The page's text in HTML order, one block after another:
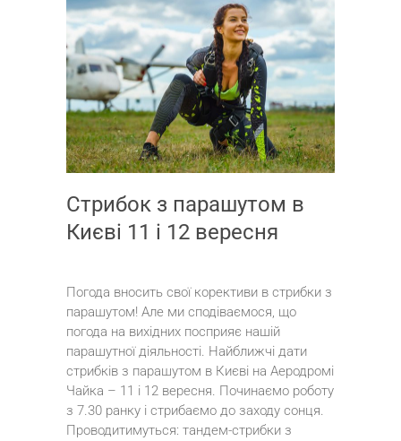
Стрибок з парашутом в
Києві 11 і 12 вересня
Погода вносить свої корективи в стрибки з
парашутом! Але ми сподіваємося, що
погода на вихідних посприяє нашій
парашутної діяльності. Найближчі дати
стрибків з парашутом в Києві на Аеродромі
Чайка – 11 і 12 вересня. Починаємо роботу
з 7.30 ранку і стрибаємо до заходу сонця.
Проводитимуться: тандем-стрибки з